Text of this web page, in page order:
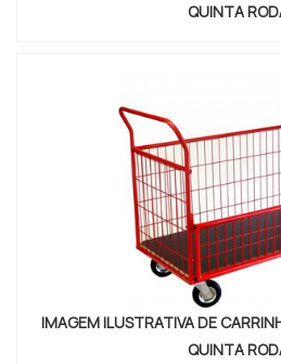
QUINTA
IMAGEM ILUSTRATIVA DE
QUINTA